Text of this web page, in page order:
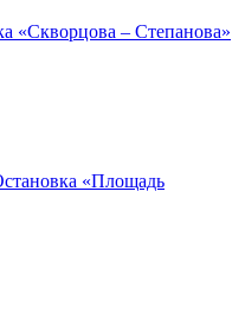
«Скворцова – Степанова»
«Площадь